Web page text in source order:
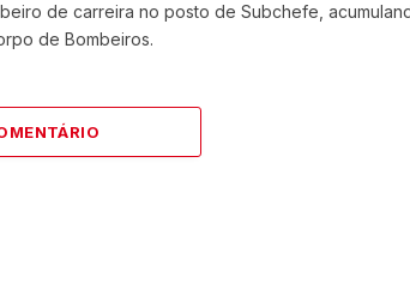
de carreira no posto de Subchefe,
de Bombeiros.